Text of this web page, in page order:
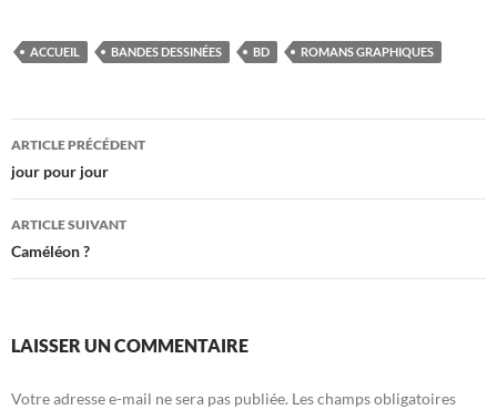
ACCUEIL BANDES DESSINÉES BD ROMANS GRAPHIQUES
Navigation
des
articles
ARTICLE PRÉCÉDENT
jour pour jour
ARTICLE SUIVANT
Caméléon ?
LAISSER UN COMMENTAIRE
Votre adresse e-mail ne sera pas publiée. Les champs obligatoires